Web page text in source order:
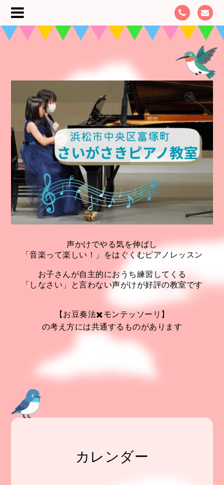
声かけでやる気を伸ばし
「音楽って楽しい！」をはぐくむピアノレッスン
お子さんが自主的におうち練習してくる
「しなさい」と言わない声がけが好評の教室です
【お豆奏法✖️モンテッソーリ】
の考え方には共通するものがあります
カレンダー